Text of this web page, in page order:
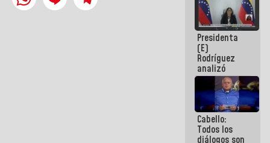
Figuera y
acuerdan
primer
encuentro
presencial
para el
diálogo
Presidenta
(E)
Rodríguez
analizó
junto a
gobernadores
planes de
recuperación
del Sistema
Eléctrico
Cabello:
Todos los
diálogos son